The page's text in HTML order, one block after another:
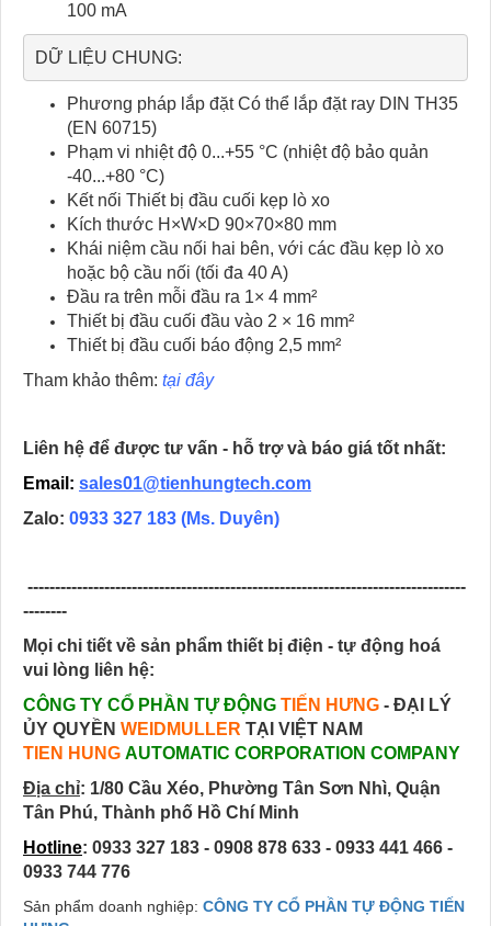
100 mA
DỮ LIỆU CHUNG:
Phương pháp lắp đặt Có thể lắp đặt ray DIN TH35
(EN 60715)
Phạm vi nhiệt độ 0...+55 °C (nhiệt độ bảo quản
-40...+80 °C)
Kết nối Thiết bị đầu cuối kẹp lò xo
Kích thước H×W×D 90×70×80 mm
Khái niệm cầu nối hai bên, với các đầu kẹp lò xo
hoặc bộ cầu nối (tối đa 40 A)
Đầu ra trên mỗi đầu ra 1× 4 mm²
Thiết bị đầu cuối đầu vào 2 × 16 mm²
Thiết bị đầu cuối báo động 2,5 mm²
Tham khảo thêm: tại đây
Liên hệ để được tư vấn - hỗ trợ và báo giá tốt nhất:
Email: sales01@tienhungtech.com
Zalo: 0933 327 183 (Ms. Duyên)
--------------------------------------------------------------------------------
--------
Mọi chi tiết về sản phẩm thiết bị điện - tự động hoá
vui lòng liên hệ:
CÔNG TY CỔ PHẦN TỰ ĐỘNG TIẾN HƯNG - ĐẠI LÝ
ỦY QUYỀN WEIDMULLER TẠI VIỆT NAM
TIEN HUNG AUTOMATIC CORPORATION COMPANY
Địa chỉ: 1/80 Cầu Xéo, Phường Tân Sơn Nhì, Quận
Tân Phú, Thành phố Hồ Chí Minh
Hotline: 0933 327 183 - 0908 878 633 - 0933 441 466 -
0933 744 776
Sản phẩm doanh nghiệp: CÔNG TY CỔ PHẦN TỰ ĐỘNG TIẾN